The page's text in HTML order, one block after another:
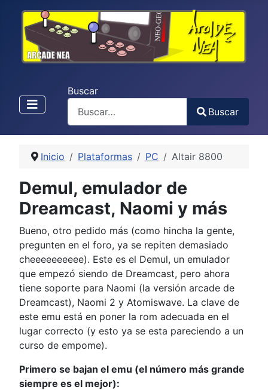
Buscar
Buscar
Inicio Plataformas PC Altair 8800
Demul, emulador de
Dreamcast, Naomi y más
Bueno, otro pedido más (como hincha la gente,
pregunten en el foro, ya se repiten demasiado
cheeeeeeeeee). Este es el Demul, un emulador
que empezó siendo de Dreamcast, pero ahora
tiene soporte para Naomi (la versión arcade de
Dreamcast), Naomi 2 y Atomiswave. La clave de
este emu está en poner la rom adecuada en el
lugar correcto (y esto ya se esta pareciendo a un
curso de empome).
Primero se bajan el emu (el número más grande
siempre es el mejor):